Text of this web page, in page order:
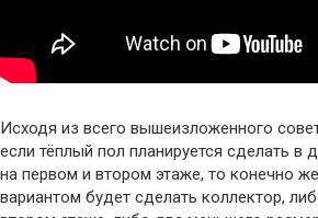
Исходя из всего вышеизложенного
если тёплый пол планируется сделать в
на первом и втором этаже, то конечно
вариантом будет сделать коллектор,